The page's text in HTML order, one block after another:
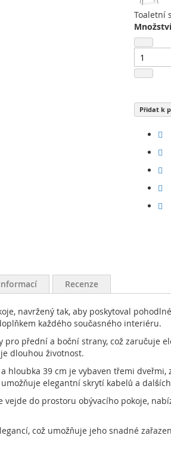
Toaletní
Přidat k
navržený tak, aby poskytoval
každého současného interiéru.
přední a boční strany, což zaručuje
dlouhou životnost.
hloubka 39 cm je vybaven třemi
elegantní skrytí kabelů a
do prostoru obývacího pokoje,
což umožňuje jeho snadné
Recenze